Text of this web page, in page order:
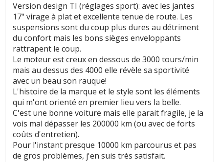
Version design TI (réglages sport): avec les jantes
17" virage à plat et excellente tenue de route. Les
suspensions sont du coup plus dures au détriment
du confort mais les bons sièges enveloppants
rattrapent le coup.
Le moteur est creux en dessous de 3000 tours/min
mais au dessus des 4000 elle révèle sa sportivité
avec un beau son rauque!
L'histoire de la marque et le style sont les éléments
qui m'ont orienté en premier lieu vers la belle.
C'est une bonne voiture mais elle parait fragile, je la
vois mal dépasser les 200000 km (ou avec de forts
coûts d'entretien).
Pour l'instant presque 10000 km parcourus et pas
de gros problèmes, j'en suis très satisfait.